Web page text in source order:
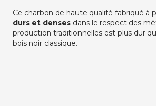
Ce charbon de haute qualité fabriqué à
durs et denses dans le respect des
production traditionnelles est plus dur
bois noir classique.